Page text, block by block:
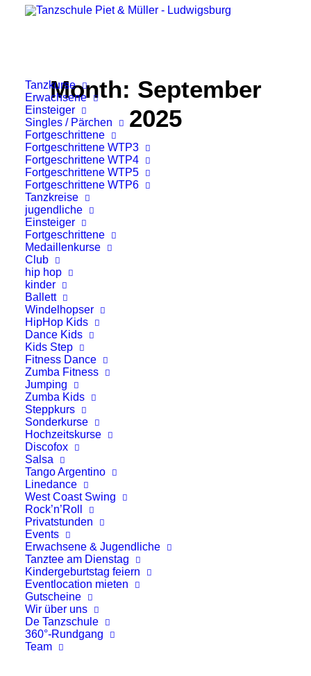
Tanzkurse
Erwachsene
Einsteiger
Singles / Pärchen
Fortgeschrittene
Fortgeschrittene WTP3
Fortgeschrittene WTP4
Fortgeschrittene WTP5
Fortgeschrittene WTP6
Tanzkreise
jugendliche
Einsteiger
Fortgeschrittene
Medaillenkurse
Club
hip hop
kinder
Ballett
Windelhopser
HipHop Kids
Dance Kids
Kids Step
Fitness Dance
Zumba Fitness
Jumping
Zumba Kids
Steppkurs
Sonderkurse
Hochzeitskurse
Discofox
Salsa
Tango Argentino
Linedance
West Coast Swing
Rock’n’Roll
Privatstunden
Events
Erwachsene & Jugendliche
Tanztee am Dienstag
Kindergeburtstag feiern
Eventlocation mieten
Gutscheine
Wir über uns
De Tanzschule
360°-Rundgang
Team
Month: September
2025
Galaball 19.12.2026
Seit über 30 Jahren: Der Ludwigsburger
Galaball
Freuen Sie sich auf einen
unvergesslichen, festlichen Galaabend
voller besonderer Highlights. Erleben Sie
beeindruckende Shows der Extraklasse,
mitreißende Live-Musik von den
Bubblesowie ein exklusives Ambiente,
das zum Genießen und Verweilen einlädt.